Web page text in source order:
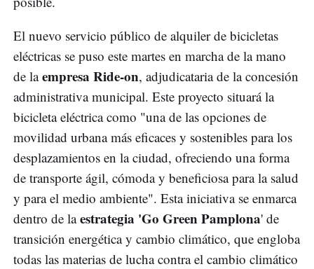
El nuevo servicio público de alquiler de bicicletas
eléctricas se puso este martes en marcha de la mano
de laempresa Ride-on, adjudicataria de la concesión
administrativa municipal. Este proyecto situará la
bicicleta eléctrica como "una de las opciones de
movilidad urbana más eficaces y sostenibles para los
desplazamientos en la ciudad, ofreciendo una forma
de transporte ágil, cómoda y beneficiosa para la salud
y para el medio ambiente". Esta iniciativa se enmarca
dentro de laestrategia 'Go Green Pamplona' de
transición energética y cambio climático, que engloba
todas las materias de lucha contra el cambio climático